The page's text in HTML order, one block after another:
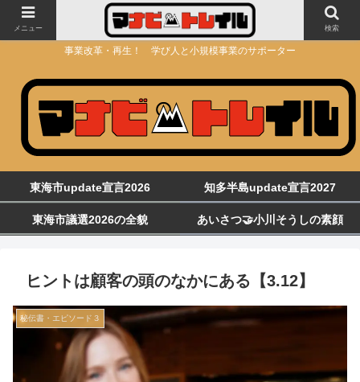
事業改革・再生！ 学び人と小規模事業のサポーター
東海市update宣言2026 知多半島update宣言2027
東海市議選2026の全貌 あいさつ🤝小川そうしの素顔
ヒントは顧客の頭のなかにある【3.12】
秘伝書・エピソード３
メニュー 検索